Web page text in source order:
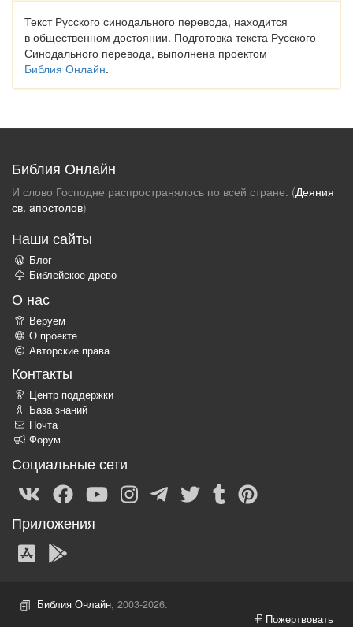
Текст Русского синодального перевода, находится
в общественном достоянии. Подготовка текста Русского
Синодального перевода, выполнена проектом
Библия Онлайн.
Библия Онлайн
И слово Господне распространялось по всей стране. (Деяния
св. aпостолов)
Наши сайты
Блог
Библейское древо
О нас
Веруем
О проекте
Авторские права
Контакты
Центр поддержки
База знаний
Почта
Форум
Социальные сети
Приложения
Библия Онлайн, 2003-2026.
Пожертвовать